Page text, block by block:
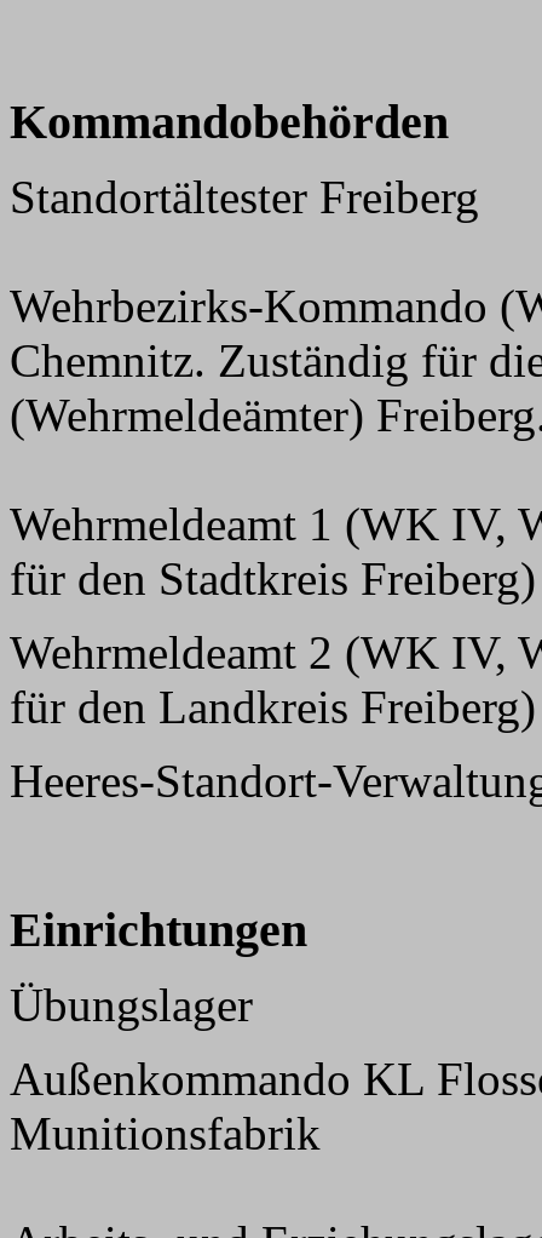
Kommandobehörden
Standortältester Freiberg
Wehrbezirks-Kommando
Chemnitz. Zuständig für
(Wehrmeldeämter)
Wehrmeldeamt 1 (WK IV,
für den Stadtkreis Freiberg)
Wehrmeldeamt 2 (WK IV,
für den Landkreis Freiberg)
Heeres-Standort-
Einrichtungen
Übungslager
Außenkommando KL
Munitionsfabrik